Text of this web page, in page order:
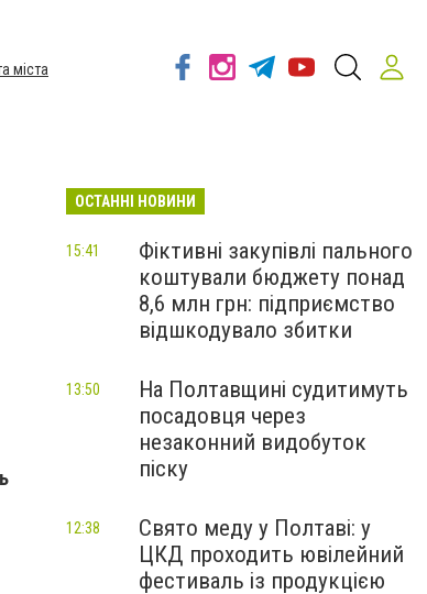
міста
ОСТАННІ НОВИНИ
Фіктивні закупівлі пального
коштували бюджету понад
8,6 млн грн: підприємство
відшкодувало збитки
15:41
На Полтавщині судитимуть
посадовця через
незаконний видобуток
піску
13:50
Свято меду у Полтаві: у
ЦКД проходить ювілейний
фестиваль із продукцією
12:38